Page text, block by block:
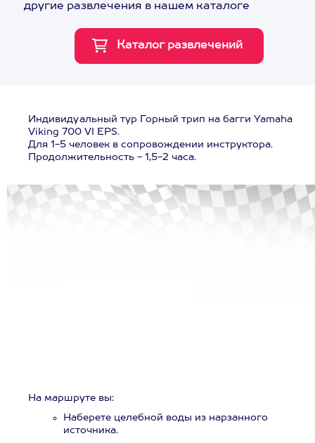
другие развлечения в нашем каталоге
Индивидуальный тур Горный трип на багги Yamaha
Viking 700 VI EPS.
Для 1-5 человек в сопровождении инструктора.
Продолжительность - 1,5-2 часа.
На маршруте вы:
Наберете целебной воды из нарзанного
источника.